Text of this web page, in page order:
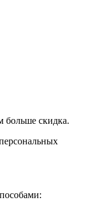
больше скидка.